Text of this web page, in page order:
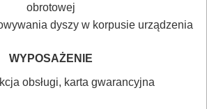
obrotowej
dyszy w korpusie urządzenia
WYPOSAŻENIE
obsługi, karta gwarancyjna